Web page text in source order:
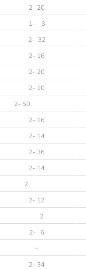
2- 20
1- 3
2- 32
2- 16
2- 20
2- 10
2- 50
2- 16
2- 14
2- 36
2- 14
2
2- 12
2
2- 6
–
2- 34